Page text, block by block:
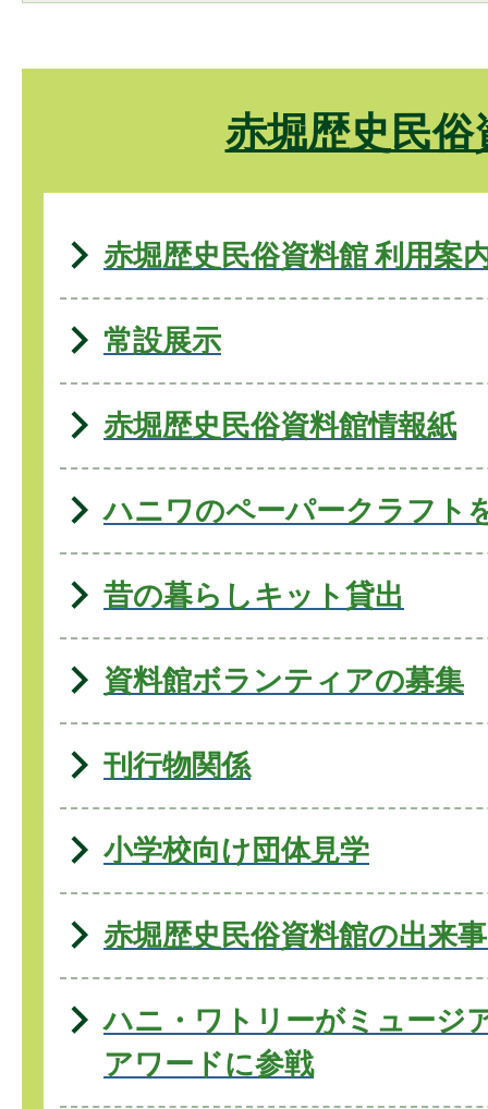
赤堀歴史民俗
赤堀歴史民俗資料館 利用案
常設展示
赤堀歴史民俗資料館情報紙
ハニワのペーパークラフト
昔の暮らしキット貸出
資料館ボランティアの募集
刊行物関係
小学校向け団体見学
赤堀歴史民俗資料館の出来
ハニ・ワトリーがミュージ
アワードに参戦